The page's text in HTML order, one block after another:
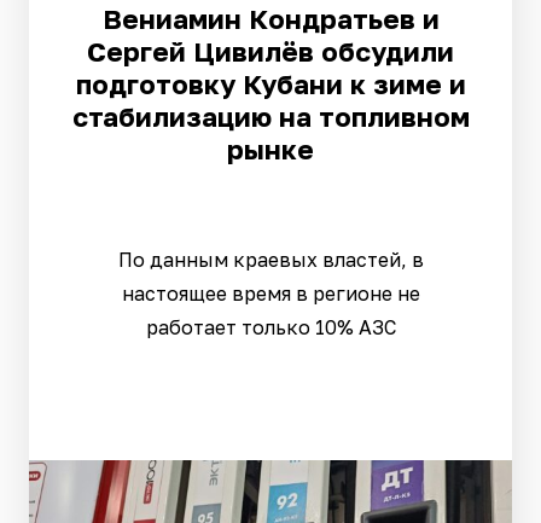
Вениамин Кондратьев и
Сергей Цивилёв обсудили
подготовку Кубани к зиме и
стабилизацию на топливном
рынке
По данным краевых властей, в
настоящее время в регионе не
работает только 10% АЗС